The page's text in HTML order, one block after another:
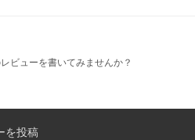
ビューを書いてみませんか？
を投稿